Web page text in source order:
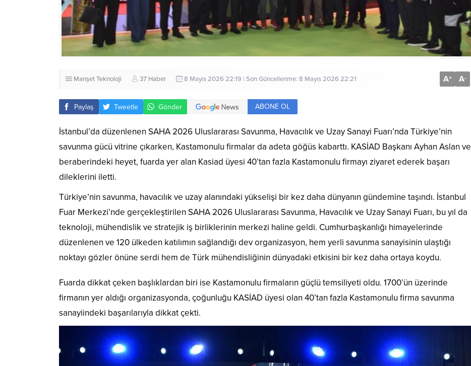
ManşetTeknoloji 37 Haber 8 Mayıs 2026 22:19 | Son Güncellenme: 8 Mayıs 2026 22:21 A+ A-
Paylaş Tweetle Gönder ABONE OL
İstanbul’da düzenlenen SAHA 2026 Uluslararası Savunma, Havacılık ve Uzay Sanayi Fuarı’nda Türkiye’nin
savunma gücü vitrine çıkarken, Kastamonulu firmalar da adeta göğüs kabarttı. KASİAD Başkanı Ayhan Aslan ve
beraberindeki heyet, fuarda yer alan Kasiad üyesi 40’tan fazla Kastamonulu firmayı ziyaret ederek başarı
dileklerini iletti.
Türkiye’nin savunma, havacılık ve uzay alanındaki yükselişi bir kez daha dünyanın gündemine taşındı. İstanbul
Fuar Merkezi’nde gerçekleştirilen SAHA 2026 Uluslararası Savunma, Havacılık ve Uzay Sanayi Fuarı, bu yıl da
teknoloji, mühendislik ve stratejik iş birliklerinin merkezi haline geldi. Cumhurbaşkanlığı himayelerinde
düzenlenen ve 120 ülkeden katılımın sağlandığı dev organizasyon, hem yerli savunma sanayisinin ulaştığı
noktayı gözler önüne serdi hem de Türk mühendisliğinin dünyadaki etkisini bir kez daha ortaya koydu.
Fuarda dikkat çeken başlıklardan biri ise Kastamonulu firmaların güçlü temsiliyeti oldu. 1700’ün üzerinde
firmanın yer aldığı organizasyonda, çoğunluğu KASİAD üyesi olan 40’tan fazla Kastamonulu firma savunma
sanayiindeki başarılarıyla dikkat çekti.